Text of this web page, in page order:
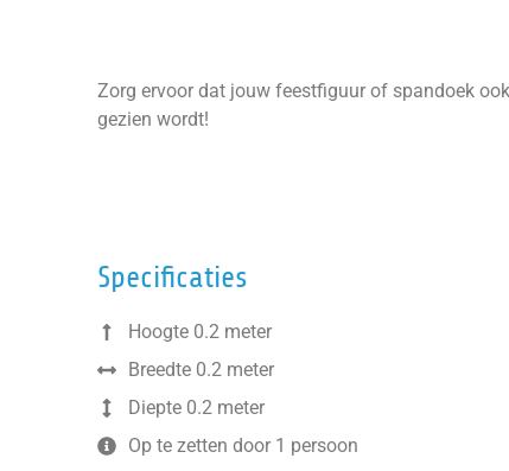
Zorg ervoor dat jouw feestfiguur of spandoek
gezien wordt!
Specificaties
Hoogte 0.2 meter
Breedte 0.2 meter
Diepte 0.2 meter
Op te zetten door 1 persoon